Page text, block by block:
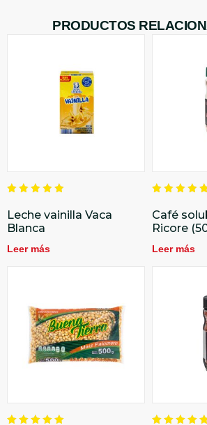
PRODUCTOS
en
5.00
de 5
Leche vainilla Vaca
Blanca
Leer más
en
5.00
de 5
Café
Ricore
Leer más